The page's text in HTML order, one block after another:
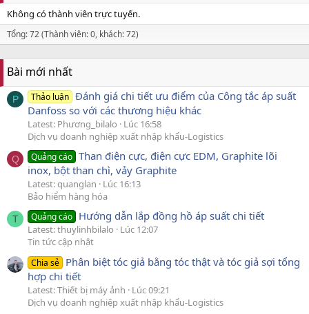
Không có thành viên trực tuyến.
Tổng: 72 (Thành viên: 0, khách: 72)
Bài mới nhất
P Thảo luận Đánh giá chi tiết ưu điểm của Công tắc áp suất
Danfoss so với các thương hiệu khác
Latest: Phương_bilalo
Lúc 16:58
Dịch vụ doanh nghiệp xuất nhập khẩu-Logistics
Q Quảng cáo Than điện cực, điện cực EDM, Graphite lõi
inox, bột than chì, vảy Graphite
Latest: quanglan
Lúc 16:13
Bảo hiểm hàng hóa
T Quảng cáo Hướng dẫn lắp đồng hồ áp suất chi tiết
Latest: thuylinhbilalo
Lúc 12:07
Tin tức cập nhật
Chia sẻ Phân biệt tóc giả bằng tóc thật và tóc giả sợi tổng
hợp chi tiết
Latest: Thiết bị máy ảnh
Lúc 09:21
Dịch vụ doanh nghiệp xuất nhập khẩu-Logistics